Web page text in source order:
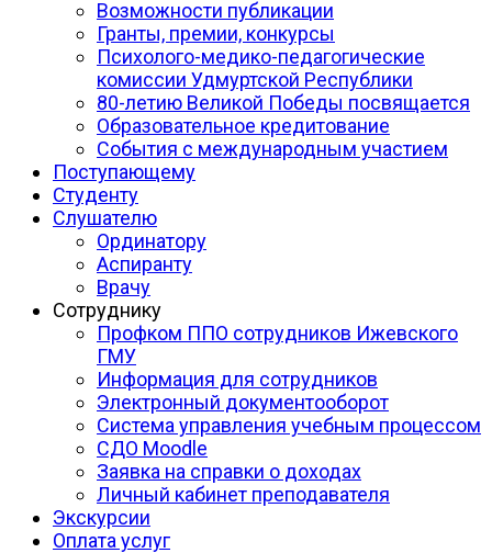
Возможности публикации
Гранты, премии, конкурсы
Психолого-медико-педагогические
комиссии Удмуртской Республики
80-летию Великой Победы посвящается
Образовательное кредитование
События с международным участием
Поступающему
Студенту
Слушателю
Ординатору
Аспиранту
Врачу
Сотруднику
Профком ППО сотрудников Ижевского
ГМУ
Информация для сотрудников
Электронный документооборот
Система управления учебным процессом
СДО Moodle
Заявка на справки о доходах
Личный кабинет преподавателя
Экскурсии
Оплата услуг